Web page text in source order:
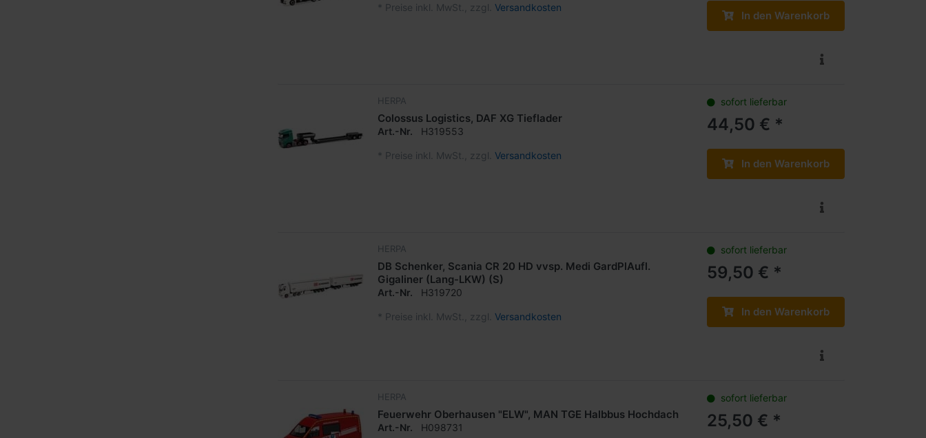
* Preise inkl. MwSt., zzgl. Versandkosten
In den Warenkorb
HERPA
Colossus Logistics, DAF XG Tieflader
Art.-Nr. H319553
* Preise inkl. MwSt., zzgl. Versandkosten
sofort lieferbar
44,50 € *
In den Warenkorb
HERPA
DB Schenker, Scania CR 20 HD vvsp. Medi GardPlAufl.
Gigaliner (Lang-LKW) (S)
Art.-Nr. H319720
* Preise inkl. MwSt., zzgl. Versandkosten
sofort lieferbar
59,50 € *
In den Warenkorb
HERPA
Feuerwehr Oberhausen "ELW", MAN TGE Halbbus Hochdach
Art.-Nr. H098731
sofort lieferbar
25,50 € *